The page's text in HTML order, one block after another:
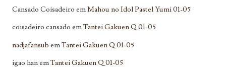
Cansado Coisadeiro emMahou no Idol Pastel Yumi 01-05
coisadeiro cansado emTantei Gakuen Q 01-05
nadjafansub emTantei Gakuen Q 01-05
igao hanemTantei Gakuen Q 01-05